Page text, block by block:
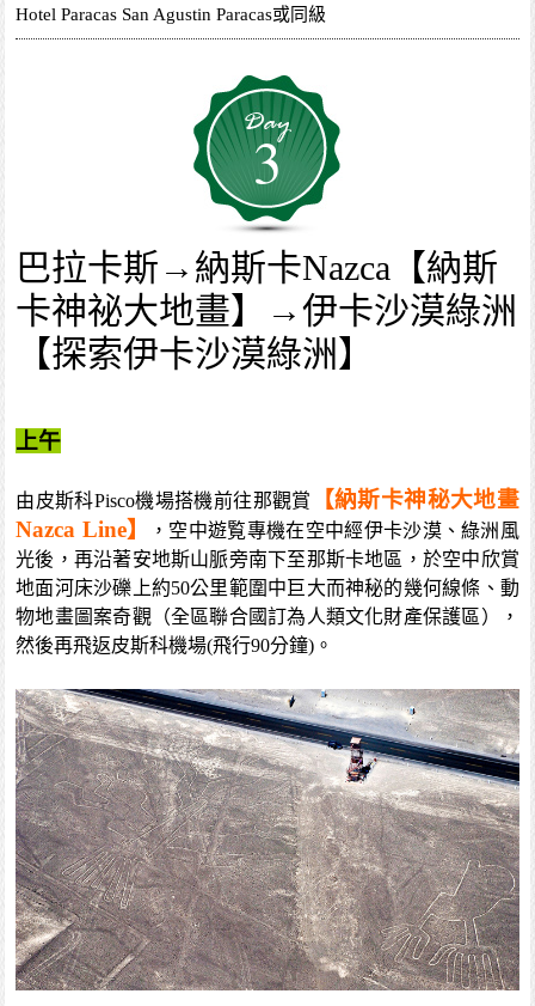
Hotel Paracas San Agustin Paracas或同級
3
巴拉卡斯→納斯卡Nazca【納斯
卡神祕大地畫】→伊卡沙漠綠洲
【探索伊卡沙漠綠洲】
上午
由皮斯科Pisco機場搭機前往那觀賞
【納斯卡神秘大地畫
Nazca Line】
，空中遊覧專機在空中經伊卡沙漠、綠洲風
光後，再沿著安地斯山脈旁南下至那斯卡地區，於空中欣賞
地面河床沙礫上約50公里範圍中巨大而神秘的幾何線條、動
物地畫圖案奇觀（全區聯合國訂為人類文化財產保護區），
然後再飛返皮斯科機場(飛行90分鐘)。